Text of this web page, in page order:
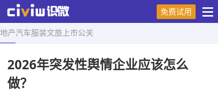
免费试用
地产汽车服装文旅 上市公关
首页 > 舆情研究 > 正文
2026年突发性舆情企业应该怎么
做？